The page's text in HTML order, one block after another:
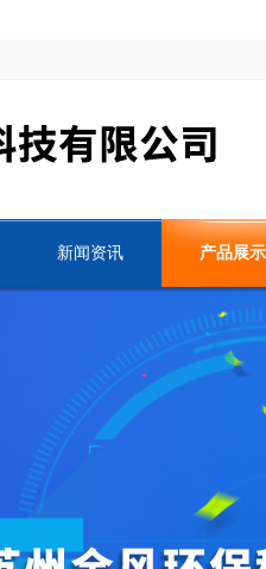
新闻资讯 产品展示